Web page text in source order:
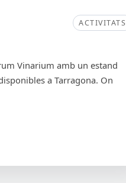
ACTIVITATS
Vinarium amb un estand
a Tarragona. On